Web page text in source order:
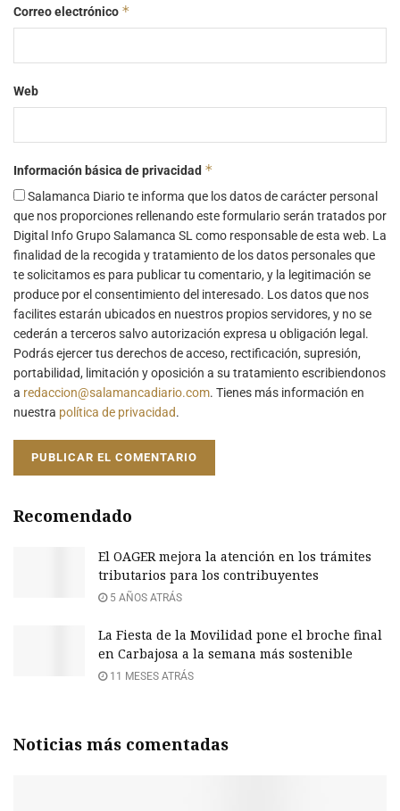
Correo electrónico *
Web
Información básica de privacidad *
Salamanca Diario te informa que los datos de carácter personal
que nos proporciones rellenando este formulario serán tratados por
Digital Info Grupo Salamanca SL como responsable de esta web. La
finalidad de la recogida y tratamiento de los datos personales que
te solicitamos es para publicar tu comentario, y la legitimación se
produce por el consentimiento del interesado. Los datos que nos
facilites estarán ubicados en nuestros propios servidores, y no se
cederán a terceros salvo autorización expresa u obligación legal.
Podrás ejercer tus derechos de acceso, rectificación, supresión,
portabilidad, limitación y oposición a su tratamiento escribiendonos
a redaccion@salamancadiario.com. Tienes más información en
nuestra política de privacidad.
Recomendado
El OAGER mejora la atención en los trámites
tributarios para los contribuyentes
5 AÑOS ATRÁS
La Fiesta de la Movilidad pone el broche final
en Carbajosa a la semana más sostenible
11 MESES ATRÁS
Noticias más comentadas